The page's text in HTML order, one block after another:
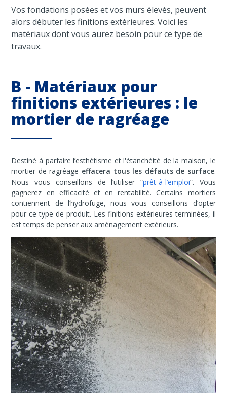
Vos fondations posées et vos murs élevés, peuvent
alors débuter les finitions extérieures. Voici les
matériaux dont vous aurez besoin pour ce type de
travaux.
B - Matériaux pour
finitions extérieures : le
mortier de ragréage
Destiné à parfaire l’esthétisme et l'étanchéité de la maison, le
mortier de ragréage effacera tous les défauts de surface.
Nous vous conseillons de l’utiliser “prêt-à-l’emploi”. Vous
gagnerez en efficacité et en rentabilité. Certains mortiers
contiennent de l’hydrofuge, nous vous conseillons d’opter
pour ce type de produit. Les finitions extérieures terminées, il
est temps de penser aux aménagement extérieurs.